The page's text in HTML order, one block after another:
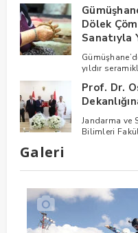
Dölek
Sanatıyla
yıldır
Prof. Dr.
Jandarma ve
Bilimleri
Galeri